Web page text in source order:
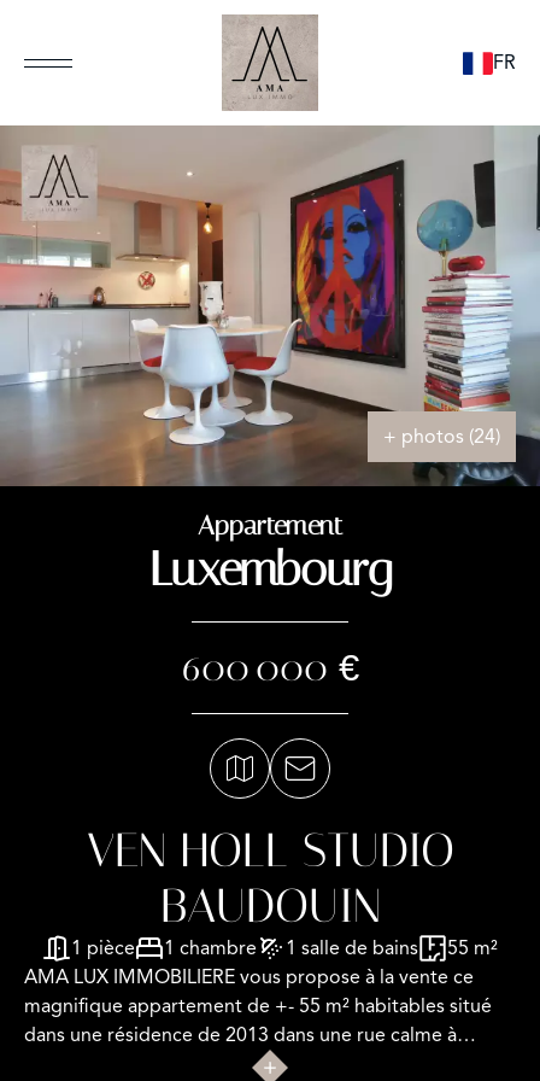
FR
+ photos (24)
Appartement
Luxembourg
600 000 €
VEN HOLL STUDIO
BAUDOUIN
1 pièce 1 chambre 1 salle de bains
55 m²
AMA LUX IMMOBILIERE vous propose à la vente ce
magnifique appartement de +- 55 m² habitables situé
dans une résidence de 2013 dans une rue calme à